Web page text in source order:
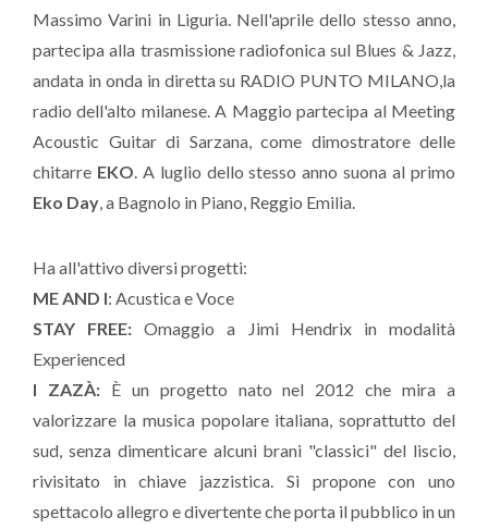
Massimo Varini in Liguria. Nell'aprile dello stesso anno,
partecipa alla trasmissione radiofonica sul Blues & Jazz,
andata in onda in diretta su RADIO PUNTO MILANO,la
radio dell'alto milanese. A Maggio partecipa al Meeting
Acoustic Guitar di Sarzana, come dimostratore delle
chitarre EKO . A luglio dello stesso anno suona al primo
Eko Day , a Bagnolo in Piano, Reggio Emilia.
Ha all'attivo diversi progetti:
ME AND I: Acustica e Voce
STAY FREE: Omaggio a Jimi Hendrix in modalità
Experienced
I ZAZÀ:È un progetto nato nel 2012 che mira a
valorizzare la musica popolare italiana, soprattutto del
sud, senza dimenticare alcuni brani "classici" del liscio,
rivisitato in chiave jazzistica. Si propone con uno
spettacolo allegro e divertente che porta il pubblico in un